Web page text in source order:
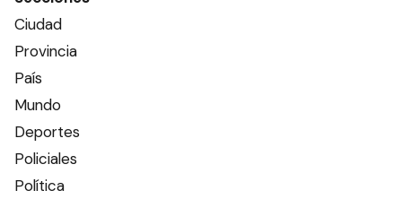
Ciudad
Provincia
País
Mundo
Deportes
Policiales
Política